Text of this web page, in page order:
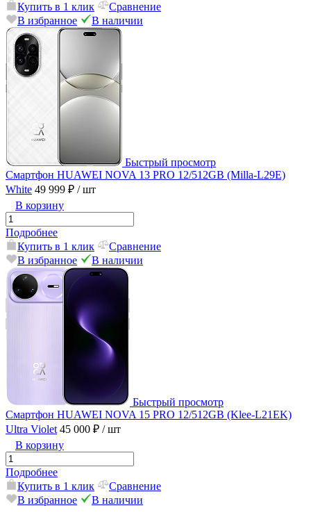
Купить в 1 клик
Сравнение
В избранное
В наличии
Быстрый просмотр
Смартфон HUAWEI NOVA 13 PRO 12/512GB (Milla-L29E)
White 49 999 ₽ / шт
В корзину
Подробнее
Купить в 1 клик
Сравнение
В избранное
В наличии
Быстрый просмотр
Смартфон HUAWEI NOVA 15 PRO 12/512GB (Klee-L21EK)
Ultra Violet 45 000 ₽ / шт
В корзину
Подробнее
Купить в 1 клик
Сравнение
В избранное
В наличии